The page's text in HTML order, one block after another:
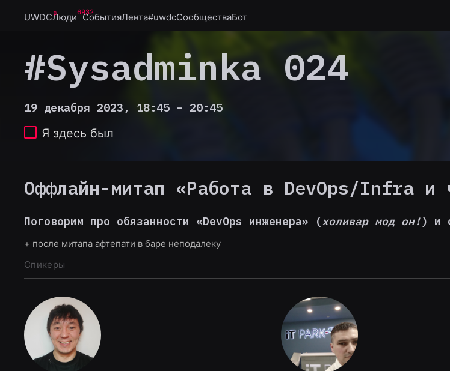
UWDCЛюди6932
СобытияЛента#uwdcСообществаБот
#Sysadminka 024
19 декабря 2023, 18:45 – 20:45
Я здесь был
Оффлайн-митап «Работа в DevOps/Infra и
Поговорим про обязанности «DevOps инженера» (холивар мод он!) и
+ после митапа афтепати в баре неподалеку
Спикеры